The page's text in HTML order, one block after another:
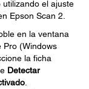
el ajuste
Epson Scan 2.
en la ventana
Pro (Windows
la ficha
Detectar